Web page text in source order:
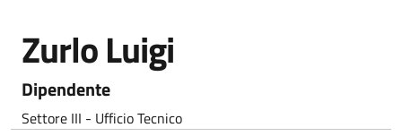
Zurlo Luigi
Dipendente
Settore III - Ufficio Tecnico